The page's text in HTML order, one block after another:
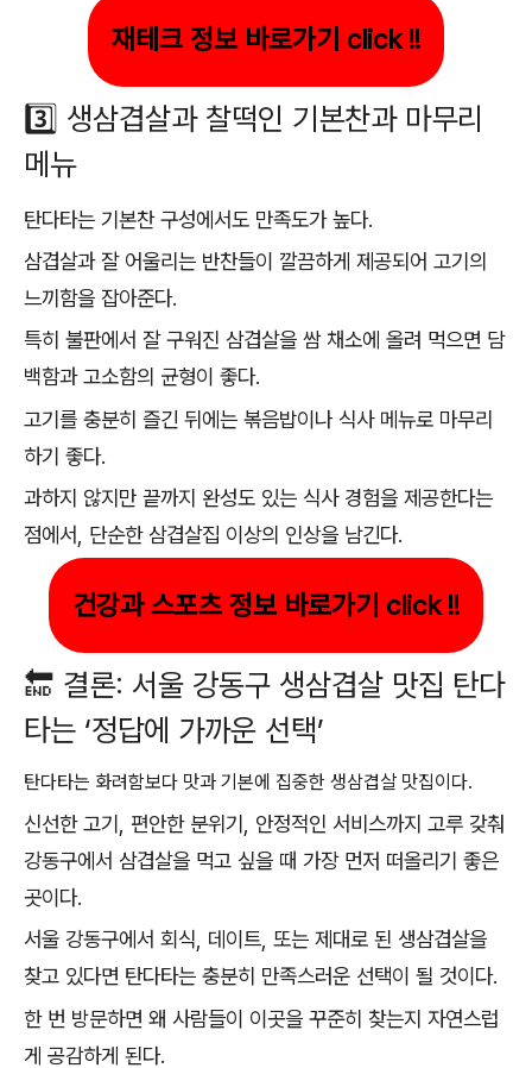
재테크 정보 바로가기 click !!
3️⃣ 생삼겹살과 찰떡인 기본찬과 마무리
메뉴
탄다타는 기본찬 구성에서도 만족도가 높다.
삼겹살과 잘 어울리는 반찬들이 깔끔하게 제공되어 고기의
느끼함을 잡아준다.
특히 불판에서 잘 구워진 삼겹살을 쌈 채소에 올려 먹으면 담
백함과 고소함의 균형이 좋다.
고기를 충분히 즐긴 뒤에는 볶음밥이나 식사 메뉴로 마무리
하기 좋다.
과하지 않지만 끝까지 완성도 있는 식사 경험을 제공한다는
점에서, 단순한 삼겹살집 이상의 인상을 남긴다.
건강과 스포츠 정보 바로가기 click !!
🔚 결론: 서울 강동구 생삼겹살 맛집 탄다
타는 ‘정답에 가까운 선택’
탄다타는 화려함보다 맛과 기본에 집중한 생삼겹살 맛집이다.
신선한 고기, 편안한 분위기, 안정적인 서비스까지 고루 갖춰
강동구에서 삼겹살을 먹고 싶을 때 가장 먼저 떠올리기 좋은
곳이다.
서울 강동구에서 회식, 데이트, 또는 제대로 된 생삼겹살을
찾고 있다면 탄다타는 충분히 만족스러운 선택이 될 것이다.
한 번 방문하면 왜 사람들이 이곳을 꾸준히 찾는지 자연스럽
게 공감하게 된다.